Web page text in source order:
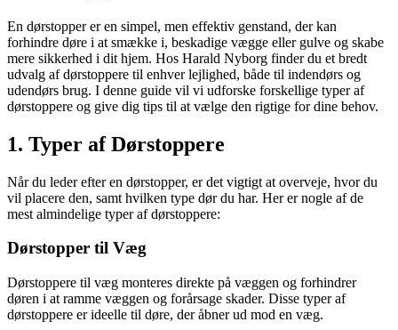
En dørstopper er en simpel, men effektiv genstand, der kan
forhindre døre i at smække i, beskadige vægge eller gulve og skabe
mere sikkerhed i dit hjem. Hos Harald Nyborg finder du et bredt
udvalg af dørstoppere til enhver lejlighed, både til indendørs og
udendørs brug. I denne guide vil vi udforske forskellige typer af
dørstoppere og give dig tips til at vælge den rigtige for dine behov.
1. Typer af Dørstoppere
Når du leder efter en dørstopper, er det vigtigt at overveje, hvor du
vil placere den, samt hvilken type dør du har. Her er nogle af de
mest almindelige typer af dørstoppere:
Dørstopper til Væg
Dørstoppere til væg monteres direkte på væggen og forhindrer
døren i at ramme væggen og forårsage skader. Disse typer af
dørstoppere er ideelle til døre, der åbner ud mod en væg.